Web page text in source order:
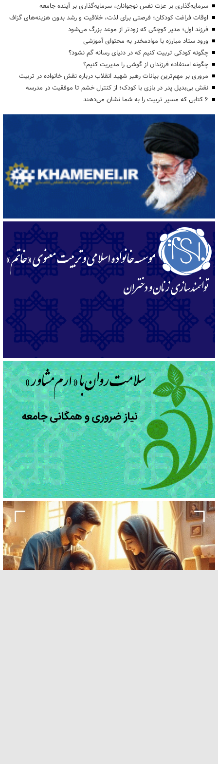
سرمایه‌گذاری بر عزت نفس نوجوانان، سرمایه‌گذاری بر آینده جامعه
اوقات فراغت کودکان؛ فرصتی برای لذت، خلاقیت و رشد بدون هزینه‌های گزاف
فرزند اول؛ مدیر کوچکی که زودتر از موعد بزرگ می‌شود
ورود ستاد مبارزه با موادمخدر به محتوای آموزشی
چگونه کودکی تربیت کنیم که در دنیای رسانه گم نشود؟
چگونه استفاده فرزندان از گوشی را مدیریت کنیم؟
مروری بر مهم‌ترین بیانات رهبر شهید انقلاب درباره نقش خانواده در تربیت
نقش بی‌بدیل پدر در بازی با کودک؛ از کنترل خشم تا موفقیت در مدرسه
۶ کتابی که مسیر تربیت را به شما نشان می‌دهند